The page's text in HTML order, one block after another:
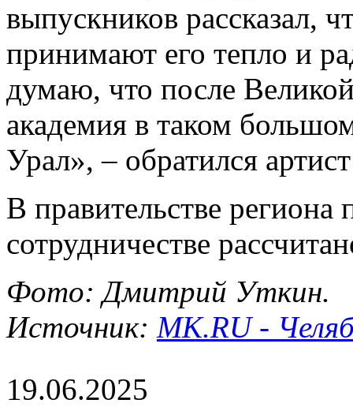
выпускников рассказал,
принимают его тепло и
думаю, что после
академия в таком
Урал», – обратился
В правительстве
сотрудничестве
Фото: Дмитрий Уткин.
Источник: МК.RU -
19.06.2025